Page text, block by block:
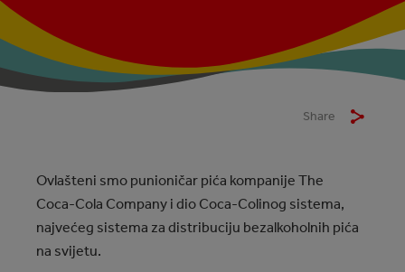
Share
Ovlašteni smo punioničar pića kompanije The
Coca‑Cola Company i dio Coca-Colinog sistema,
najvećeg sistema za distribuciju bezalkoholnih pića
na svijetu.